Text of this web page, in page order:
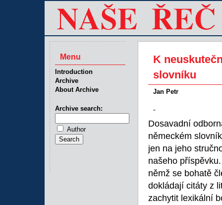
K
slovníku
Jan Petr
-
Dosavadní
německém
jen na jeho
našeho
němž se bohatě
dokládají citáty z
zachytit lexikální
Menu
Introduction
Archive
About Archive
Archive search:
Author